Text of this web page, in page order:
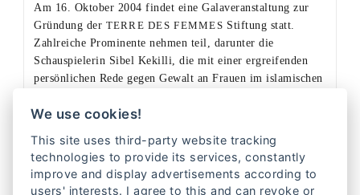
Am 16. Oktober 2004 findet eine Galaveranstaltung zur
Gründung der TERRE DES FEMMES Stiftung statt.
Zahlreiche Prominente nehmen teil, darunter die
Schauspielerin Sibel Kekilli, die mit einer ergreifenden
persönlichen Rede gegen Gewalt an Frauen im islamischen
neun StifterInnen und 135.000 Euro.
Weiterlesen
We use cookies!
This site uses third-party website tracking
technologies to provide its services, constantly
improve and display advertisements according to
users' interests. I agree to this and can revoke or